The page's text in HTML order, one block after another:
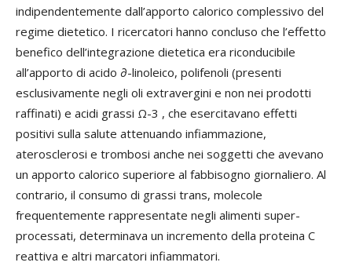
indipendentemente dall’apporto calorico complessivo del
regime dietetico. I ricercatori hanno concluso che l’effetto
benefico dell’integrazione dietetica era riconducibile
all’apporto di acido ∂-linoleico, polifenoli (presenti
esclusivamente negli oli extravergini e non nei prodotti
raffinati) e acidi grassi Ω-3 , che esercitavano effetti
positivi sulla salute attenuando infiammazione,
aterosclerosi e trombosi anche nei soggetti che avevano
un apporto calorico superiore al fabbisogno giornaliero. Al
contrario, il consumo di grassi trans, molecole
frequentemente rappresentate negli alimenti super-
processati, determinava un incremento della proteina C
reattiva e altri marcatori infiammatori.